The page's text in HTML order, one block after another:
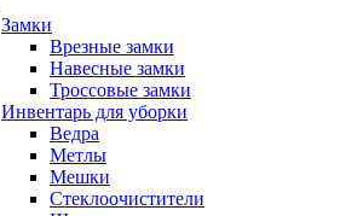
Замки
Врезные замки
Навесные замки
Троссовые замки
Инвентарь для уборки
Ведра
Метлы
Мешки
Стеклоочистители